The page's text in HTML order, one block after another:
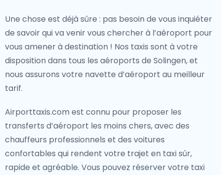
Une chose est déjà sûre : pas besoin de vous inquiéter
de savoir qui va venir vous chercher à l’aéroport pour
vous amener à destination ! Nos taxis sont à votre
disposition dans tous les aéroports de Solingen, et
nous assurons votre navette d’aéroport au meilleur
tarif.
Airporttaxis.com est connu pour proposer les
transferts d’aéroport les moins chers, avec des
chauffeurs professionnels et des voitures
confortables qui rendent votre trajet en taxi sûr,
rapide et agréable. Vous pouvez réserver votre taxi